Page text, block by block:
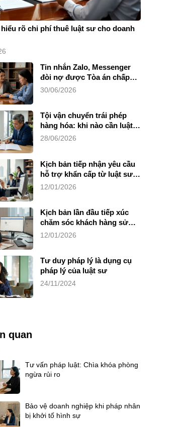
rõ chi phí thuê luật sư cho doanh
Tin nhắn Zalo, Messenger
đòi nợ được Tòa án chấp
nhận không?
30/06/2026
Tội vận chuyển trái phép
hàng hóa: khi nào cần luật
sư?
28/06/2026
Kịch bản tiếp nhận yêu cầu
hỗ trợ khẩn cấp từ luật sư
riêng
12/01/2026
Kịch bản lần đầu tiếp xúc
chăm sóc khách hàng sử
dụng dịch vụ luật sư riêng
12/01/2026
Tư duy pháp lý là dụng cụ
pháp lý của luật sư
24/11/2024
quan
Tư vấn pháp luật: Chìa khóa phòng
ngừa rủi ro
Bảo vệ doanh nghiệp khi pháp nhân
bị khởi tố hình sự